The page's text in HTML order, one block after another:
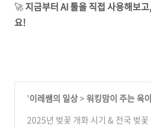
🚀지금부터 AI 툴을 직접 사용해보
요!
'이레쌤의 일상>워킹맘이 주는 육
2025년 벚꽃 개화 시기 & 전국 벚꽃